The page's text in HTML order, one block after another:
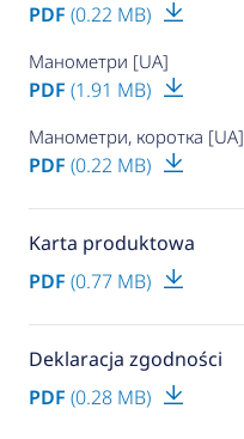
PDF (0.22 MB)
Манометри [UA]
PDF (1.91 MB)
Манометри, коротка [UA]
PDF (0.22 MB)
Karta produktowa
PDF (0.77 MB)
Deklaracja zgodności
PDF (0.28 MB)